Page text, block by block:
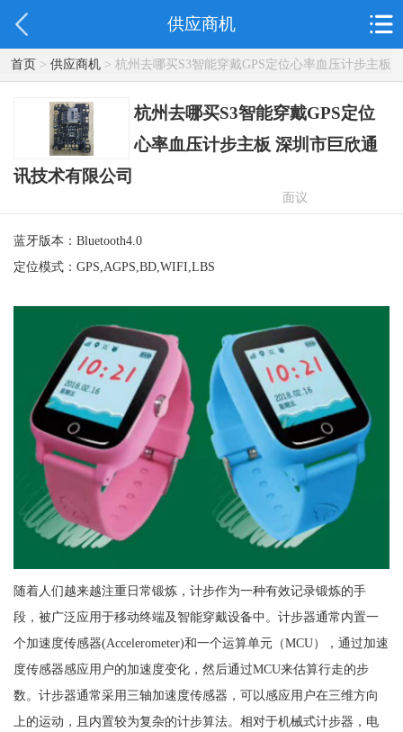
供应商机
首页> 供应商机> 杭州去哪买S3智能穿戴GPS定位心率血压计步主板
深圳市巨欣通讯技术有限公司
杭州去哪买S3智能穿戴GPS定位
心率血压计步主板 深圳市巨欣通
讯技术有限公司
面议
蓝牙版本：Bluetooth4.0
定位模式：GPS,AGPS,BD,WIFI,LBS
随着人们越来越注重日常锻炼，计步作为一种有效记录锻炼的手
段，被广泛应用于移动终端及智能穿戴设备中。计步器通常内置一
个加速度传感器(Accelerometer)和一个运算单元（MCU），通过加速
度传感器感应用户的加速度变化，然后通过MCU来估算行走的步
数。计步器通常采用三轴加速度传感器，可以感应用户在三维方向
上的运动，且内置较为复杂的计步算法。相对于机械式计步器，电